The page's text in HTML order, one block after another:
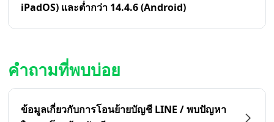
iPadOS) และต่ำกว่า 14.4.6 (Android)
คำถามที่พบบ่อย
ข้อมูลเกี่ยวกับการโอนย้ายบัญชี LINE / พบปัญหา